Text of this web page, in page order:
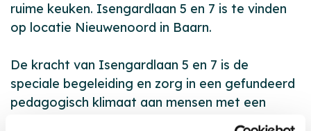
ruime keuken. Isengardlaan 5 en 7 is te vinden
op locatie Nieuwenoord in Baarn.
De kracht van Isengardlaan 5 en 7 is de
speciale begeleiding en zorg in een gefundeerd
pedagogisch klimaat aan mensen met een
specifieke en bijzondere hulpvraag. Deze